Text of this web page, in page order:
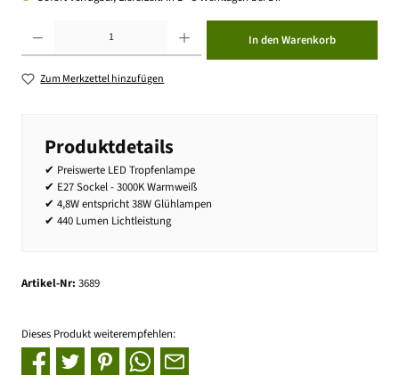
In den Warenkorb
Zum Merkzettel hinzufügen
Produktdetails
✔ Preiswerte LED Tropfenlampe
✔ E27 Sockel - 3000K Warmweiß
✔ 4,8W entspricht 38W Glühlampen
✔ 440 Lumen Lichtleistung
Artikel-Nr: 3689
Dieses Produkt weiterempfehlen: